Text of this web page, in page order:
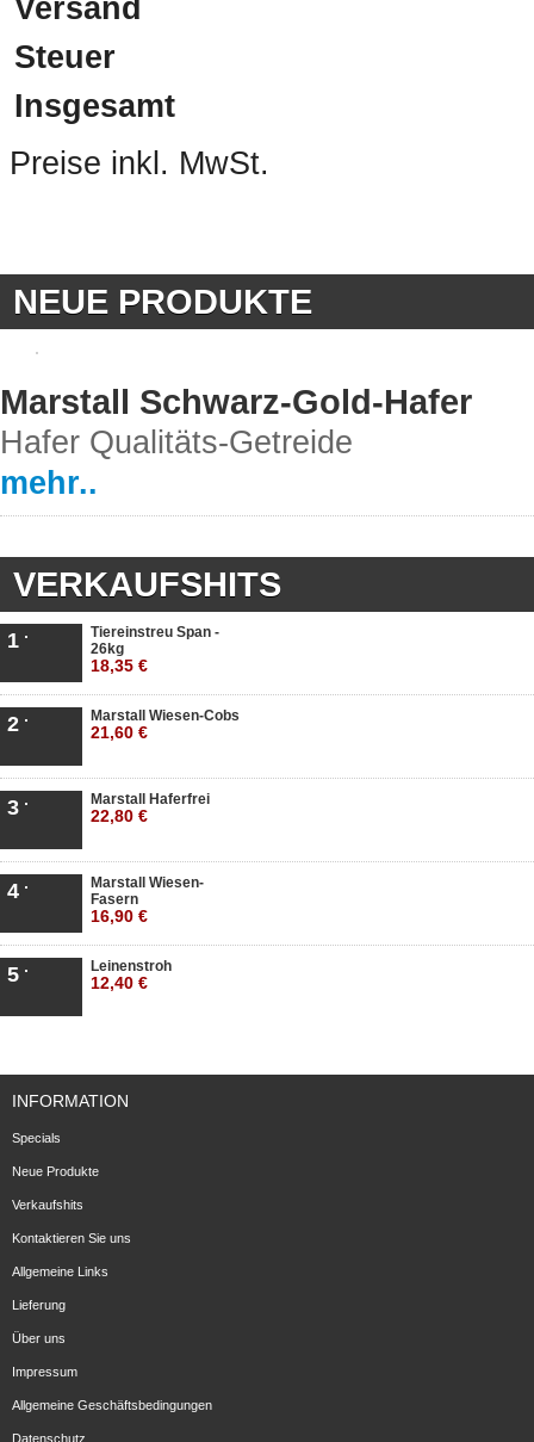
Versand
Steuer
Insgesamt
Preise inkl. MwSt.
NEUE PRODUKTE
Marstall Schwarz-Gold-Hafer
Hafer Qualitäts-Getreide
mehr..
VERKAUFSHITS
1
Tiereinstreu Span -
26kg
18,35 €
2 Marstall Wiesen-Cobs
21,60 €
3 Marstall Haferfrei
22,80 €
4
Marstall Wiesen-
Fasern
16,90 €
5 Leinenstroh
12,40 €
INFORMATION
Specials
Neue Produkte
Verkaufshits
Kontaktieren Sie uns
Allgemeine Links
Lieferung
Über uns
Impressum
Allgemeine Geschäftsbedingungen
Datenschutz